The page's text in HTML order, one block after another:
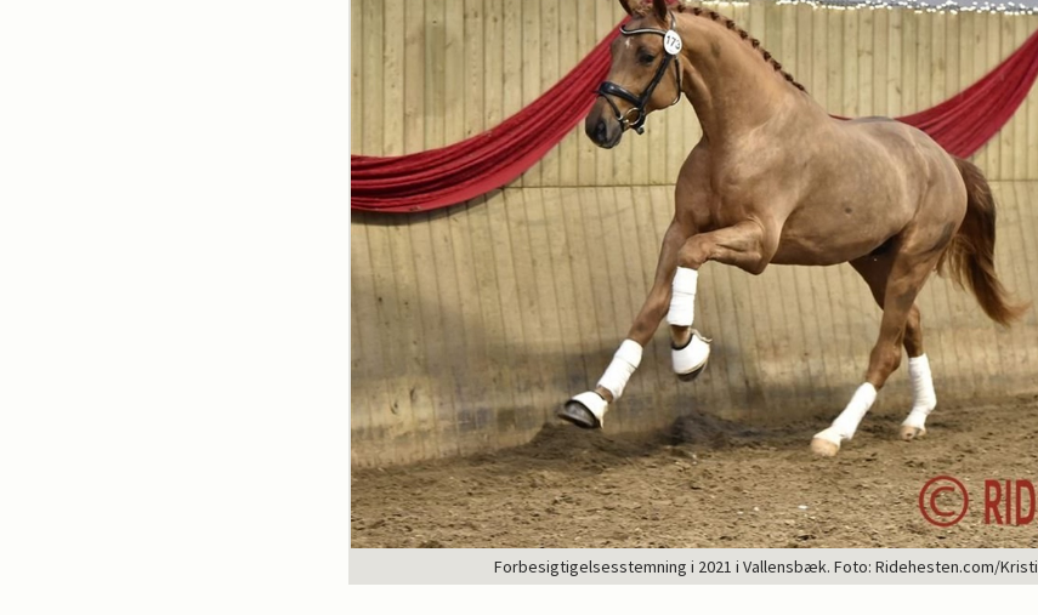
Forbesigtigelsesstemning i 2021 i Vallensbæk. Foto: Ridehesten.com/